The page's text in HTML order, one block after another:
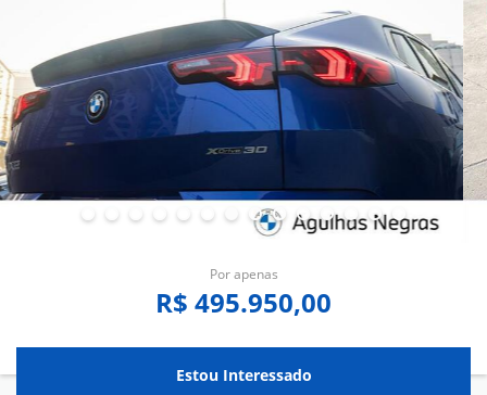
Por apenas
R$ 495.950,00
Estou Interessado